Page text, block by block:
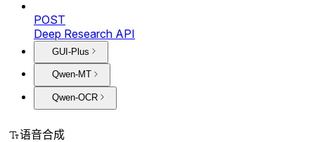
POST
Deep Research API
GUI-Plus
Qwen-MT
Qwen-OCR
语音合成